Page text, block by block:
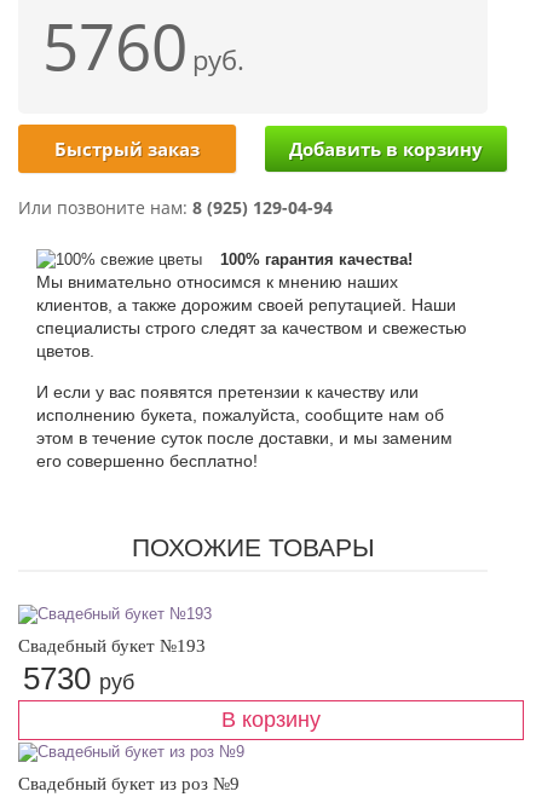
5760 руб.
Быстрый заказ
Или позвоните нам: 8 (925) 129-04-94
100% гарантия качества!
Мы внимательно относимся к мнению наших
клиентов, а также дорожим своей репутацией. Наши
специалисты строго следят за качеством и свежестью
цветов.
И если у вас появятся претензии к качеству или
исполнению букета, пожалуйста, сообщите нам об
этом в течение суток после доставки, и мы заменим
его совершенно бесплатно!
ПОХОЖИЕ ТОВАРЫ
Свадебный букет №193
5730 руб
Свадебный букет из роз №9